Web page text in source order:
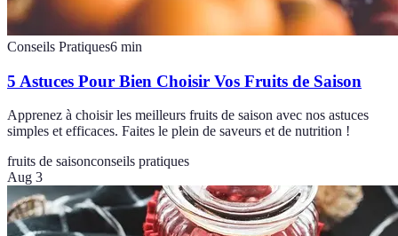
Conseils Pratiques6 min
5 Astuces Pour Bien Choisir Vos Fruits de Saison
Apprenez à choisir les meilleurs fruits de saison avec nos astuces
simples et efficaces. Faites le plein de saveurs et de nutrition !
fruits de saisonconseils pratiques
Aug 3